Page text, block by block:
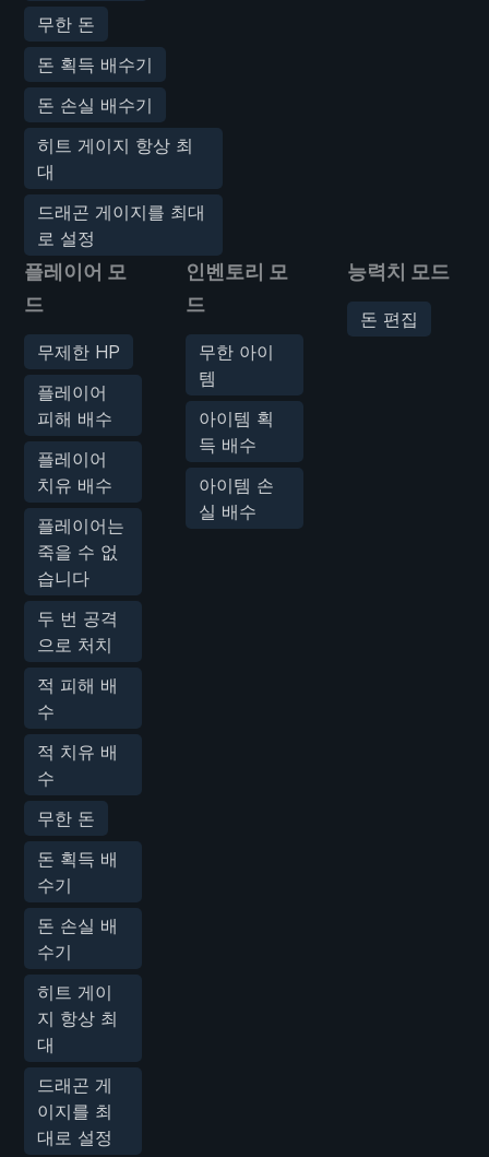
무한 돈
돈 획득 배수기
돈 손실 배수기
히트 게이지 항상 최
대
드래곤 게이지를 최대
로 설정
플레이어 모
드
무제한 HP
플레이어
피해 배수
플레이어
치유 배수
플레이어는
죽을 수 없
습니다
두 번 공격
으로 처치
적 피해 배
수
적 치유 배
수
무한 돈
돈 획득 배
수기
돈 손실 배
수기
히트 게이
지 항상 최
대
드래곤 게
이지를 최
대로 설정
인벤토리 모
드
무한 아이
템
아이템 획
득 배수
아이템 손
실 배수
능력치 모드
돈 편집